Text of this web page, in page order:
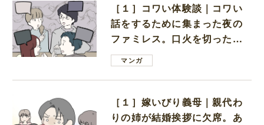
［１］コワい体験談｜コワい
話をするために集まった夜の
ファミレス。口火を切ったの
は電車好きの男の子ママ
マンガ
［１］嫁いびり義母｜親代わ
りの姉が結婚挨拶に欠席。あ